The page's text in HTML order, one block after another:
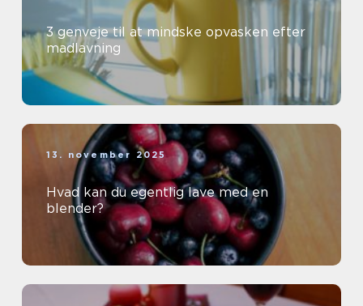
3 genveje til at mindske opvasken efter
madlavning
13. november 2025
Hvad kan du egentlig lave med en
blender?